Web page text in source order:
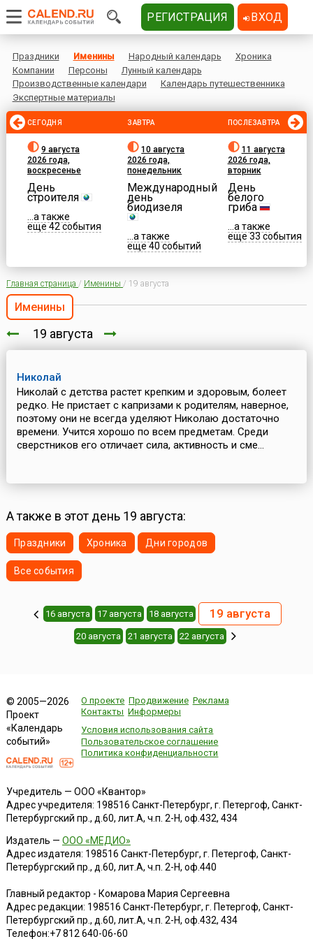
Праздники Именины Народный календарь
Хроника
Компании
Персоны
Лунный календарь
Производственные календари
Календарь путешественника
Экспертные материалы
СЕГОДНЯ
9 августа
2026 года,
воскресенье
День
строителя
...а также
еще 42 события
ЗАВТРА
10 августа
2026 года,
понедельник
Международный
день
биодизеля
...а также
еще 40 событий
ПОСЛЕЗАВТРА
11 августа
2026 года,
вторник
День
белого
гриба
...а также
еще 33 события
Главная страница / Именины / 19 августа
Именины
19 августа
Николай
Николай с детства растет крепким и здоровым, болеет
редко. Не пристает с капризами к родителям, наверное,
поэтому они не всегда уделяют Николаю достаточно
времени. Учится хорошо по всем предметам. Среди
сверстников его отличает сила, активность и сме...
А также в этот день 19 августа:
Праздники Хроника Дни городов
Все события
16 августа 17 августа 18 августа 19 августа
20 августа 21 августа 22 августа
© 2005—2026
Проект
«Календарь
событий»
О проекте Продвижение Реклама
Контакты Информеры
Условия использования сайта
Пользовательское соглашение
Политика конфиденциальности
Учредитель — ООО «Квантор»
Адрес учредителя: 198516 Санкт-Петербург, г. Петергоф, Санкт-
Петербургский пр., д.60, лит.А, ч.п. 2-Н, оф.432, 434
Издатель — ООО «МЕДИО»
Адрес издателя: 198516 Санкт-Петербург, г. Петергоф, Санкт-
Петербургский пр., д.60, лит.А, ч.п. 2-Н, оф.440
Главный редактор - Комарова Мария Сергеевна
Адрес редакции: 198516 Санкт-Петербург, г. Петергоф, Санкт-
Петербургский пр., д.60, лит.А, ч.п. 2-Н, оф.432, 434
Телефон:+7 812 640-06-60
РЕГИСТРАЦИЯ ВХОД